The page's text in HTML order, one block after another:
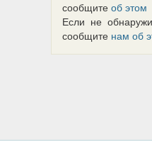
сообщите об этом
Если не
сообщите нам об